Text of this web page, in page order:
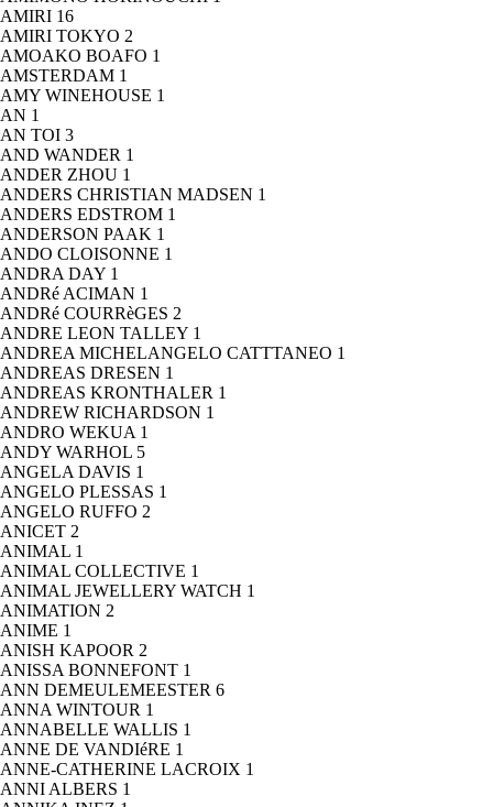
AMIRI 16
AMIRI TOKYO 2
AMOAKO BOAFO 1
AMSTERDAM 1
AMY WINEHOUSE 1
AN 1
AN TOI 3
AND WANDER 1
ANDER ZHOU 1
ANDERS CHRISTIAN MADSEN 1
ANDERS EDSTROM 1
ANDERSON PAAK 1
ANDO CLOISONNE 1
ANDRA DAY 1
ANDRé ACIMAN 1
ANDRé COURRèGES 2
ANDRE LEON TALLEY 1
ANDREA MICHELANGELO CATTTANEO 1
ANDREAS DRESEN 1
ANDREAS KRONTHALER 1
ANDREW RICHARDSON 1
ANDRO WEKUA 1
ANDY WARHOL 5
ANGELA DAVIS 1
ANGELO PLESSAS 1
ANGELO RUFFO 2
ANICET 2
ANIMAL 1
ANIMAL COLLECTIVE 1
ANIMAL JEWELLERY WATCH 1
ANIMATION 2
ANIME 1
ANISH KAPOOR 2
ANISSA BONNEFONT 1
ANN DEMEULEMEESTER 6
ANNA WINTOUR 1
ANNABELLE WALLIS 1
ANNE DE VANDIéRE 1
ANNE-CATHERINE LACROIX 1
ANNI ALBERS 1